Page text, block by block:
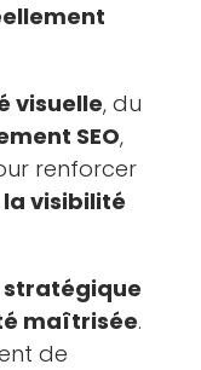
visuelle, du
SEO,
renforcer
visibilité
stratégique
maîtrisée.
de